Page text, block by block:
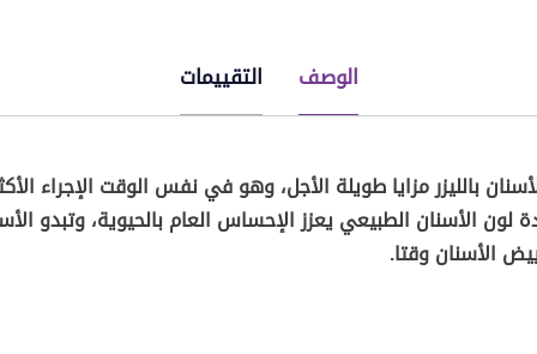
الوصف التقييمات
بالليزر مزايا طويلة الأجل، وهو في نفس الوقت الإجراء
لون الأسنان الطبيعي يعزز الإحساس العام بالحيوية، وتبدو
الأسنان وقتا.